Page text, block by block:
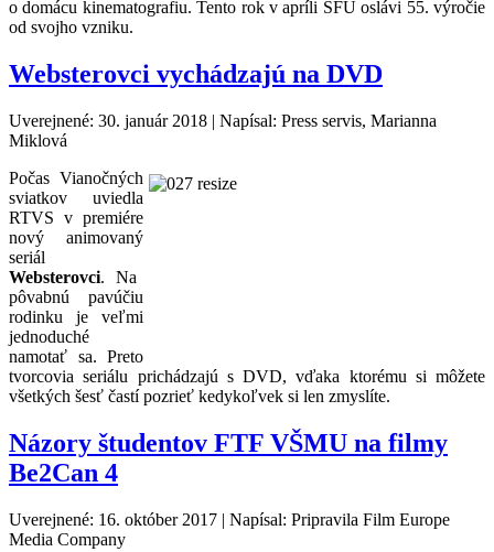
o domácu kinematografiu. Tento rok v apríli SFÚ oslávi 55. výročie
od svojho vzniku.
Websterovci vychádzajú na DVD
Uverejnené: 30. január 2018 | Napísal: Press servis, Marianna
Miklová
Počas Vianočných
sviatkov uviedla
RTVS v premiére
nový animovaný
seriál
Websterovci. Na
pôvabnú pavúčiu
rodinku je veľmi
jednoduché
namotať sa. Preto
tvorcovia seriálu prichádzajú s DVD, vďaka ktorému si môžete
všetkých šesť častí pozrieť kedykoľvek si len zmyslíte.
Názory študentov FTF VŠMU na filmy
Be2Can 4
Uverejnené: 16. október 2017 | Napísal: Pripravila Film Europe
Media Company